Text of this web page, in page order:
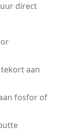
direct
aan
fosfor of